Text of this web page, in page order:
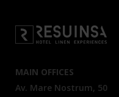
MAIN OFFICES
Av. Mare Nostrum, 50